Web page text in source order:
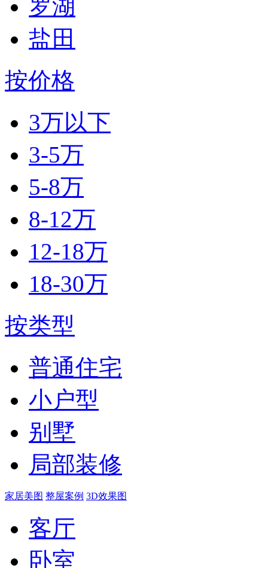
罗湖
盐田
按价格
3万以下
3-5万
5-8万
8-12万
12-18万
18-30万
按类型
普通住宅
小户型
别墅
局部装修
家居美图 整屋案例 3D效果图
客厅
卧室